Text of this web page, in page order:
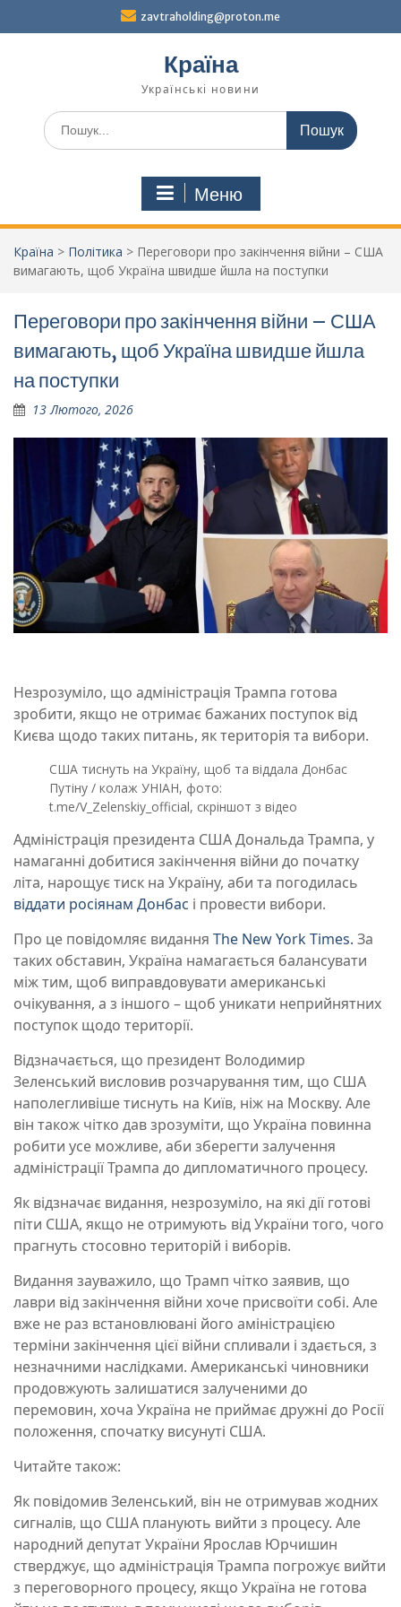
zavtraholding@proton.me
Країна
Українські новини
Шукати:
Меню
Країна > Політика > Переговори про закінчення війни – США
вимагають, щоб Україна швидше йшла на поступки
Переговори про закінчення війни – США
вимагають, щоб Україна швидше йшла
на поступки
13 Лютого, 2026
Незрозуміло, що адміністрація Трампа готова
зробити, якщо не отримає бажаних поступок від
Києва щодо таких питань, як територія та вибори.
США тиснуть на Україну, щоб та віддала Донбас
Путіну / колаж УНІАН, фото:
t.me/V_Zelenskiy_official, скріншот з відео
Адміністрація президента США Дональда Трампа, у
намаганні добитися закінчення війни до початку
літа, нарощує тиск на Україну, аби та погодилась
віддати росіянам Донбас і провести вибори.
Про це повідомляє видання The New York Times. За
таких обставин, Україна намагається балансувати
між тим, щоб виправдовувати американські
очікування, а з іншого – щоб уникати неприйнятних
поступок щодо території.
Відзначається, що президент Володимир
Зеленський висловив розчарування тим, що США
наполегливіше тиснуть на Київ, ніж на Москву. Але
він також чітко дав зрозуміти, що Україна повинна
робити усе можливе, аби зберегти залучення
адміністрації Трампа до дипломатичного процесу.
Як відзначає видання, незрозуміло, на які дії готові
піти США, якщо не отримують від України того, чого
прагнуть стосовно територій і виборів.
Видання зауважило, що Трамп чітко заявив, що
лаври від закінчення війни хоче присвоїти собі. Але
вже не раз встановлювані його аміністрацією
терміни закінчення цієї війни спливали і здається, з
незначними наслідками. Американські чиновники
продовжують залишатися залученими до
перемовин, хоча Україна не приймає дружні до Росії
положення, спочатку висунуті США.
Читайте також:
Як повідомив Зеленський, він не отримував жодних
сигналів, що США планують вийти з процесу. Але
народний депутат України Ярослав Юрчишин
стверджує, що адміністрація Трампа погрожує вийти
з переговорного процесу, якщо Україна не готова